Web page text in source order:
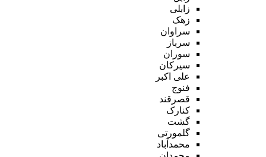
زابلی
زهک
سراوان
سرباز
سوران
سیرکان
علی اکبر
فنوج
قصرقند
کنارک
گشت
گلمورتی
محمدآباد